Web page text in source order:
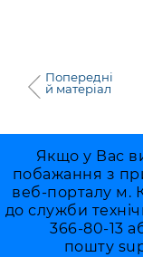
Попередні
й матеріал
Якщо у Вас
побажання з
веб-порталу м.
до служби
366-80-13
пошту